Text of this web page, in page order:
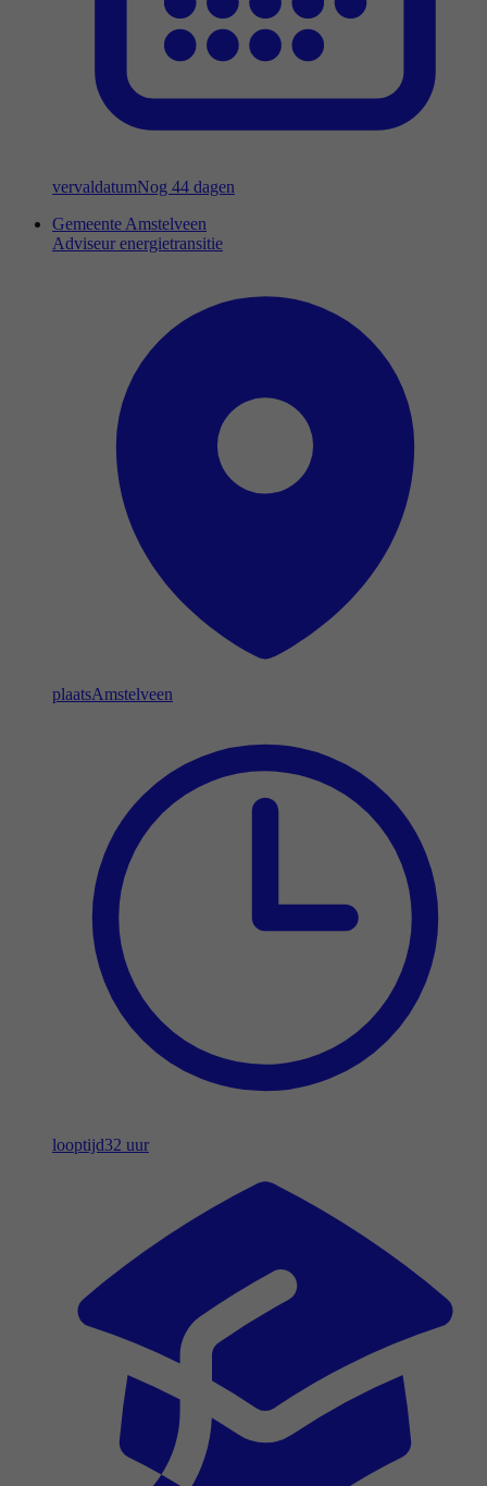
vervaldatumNog 44 dagen
Gemeente Amstelveen
Adviseur energietransitie
plaatsAmstelveen
looptijd32 uur